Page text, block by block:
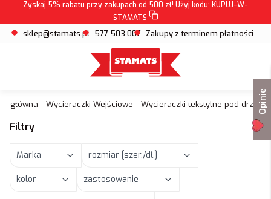
Zyskaj 5% rabatu przy zakupach od 500 zł! Użyj kodu: KUPUJ-W-
STAMATS
sklep@stamats.pl 577 503 007 Zakupy z terminem płatności
główna Wycieraczki Wejściowe Wycieraczki tekstylne pod drzwi
Filtry
Marka rozmiar [szer./dł.]
kolor zastosowanie
Opinie